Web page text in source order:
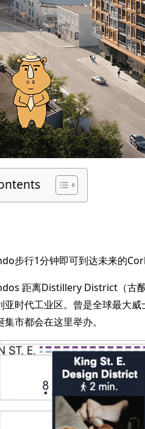
步行1分钟即可到达未来的
距离Distillery District（古
亚时代工业区。曾是全球最大
市都会在这里举办。